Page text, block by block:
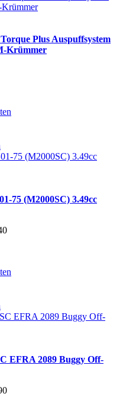
Plus Auspuffsystem
Krümmer
75 (M2000SC) 3.49cc
EFRA 2089 Buggy Off-